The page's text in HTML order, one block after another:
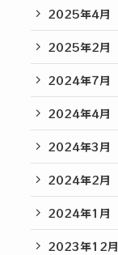
2025年4月
2025年2月
2024年7月
2024年4月
2024年3月
2024年2月
2024年1月
2023年12月